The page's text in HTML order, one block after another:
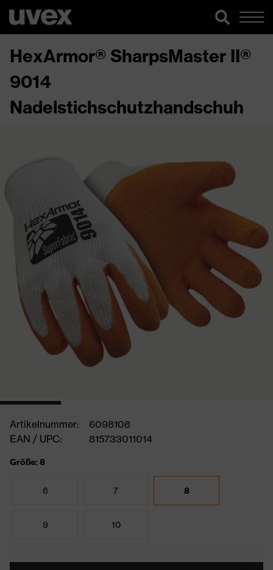
HexArmor® SharpsMaster II®
9014
Nadelstichschutzhandschuh
Artikelnummer:
6098108
EAN / UPC:
815733011014
Größe: 8
6 7 8
9 10